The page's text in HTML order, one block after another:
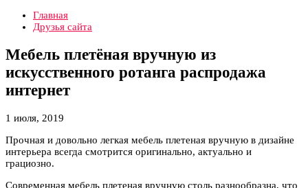
Главная
Друзья сайта
Мебель плетёная вручную из
искусственного ротанга распродажа
интернет
1 июля, 2019
Прочная и довольно легкая мебель плетеная вручную в дизайне
интерьера всегда смотрится оригинально, актуально и
грациозно.
Современная мебель плетеная вручную столь разнообразна, что